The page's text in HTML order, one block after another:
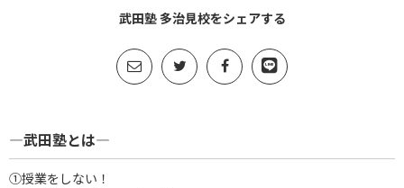
武田塾 多治見校をシェアする
―武田塾とは―
①授業をしない！